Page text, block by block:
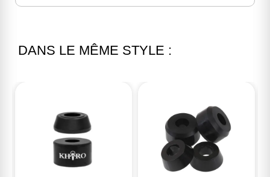
DANS LE MÊME STYLE :